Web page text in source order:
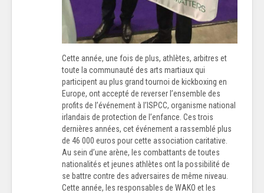
Cette année, une fois de plus, athlètes, arbitres et
toute la communauté des arts martiaux qui
participent au plus grand tournoi de kickboxing en
Europe, ont accepté de reverser l’ensemble des
profits de l’événement à l’ISPCC, organisme national
irlandais de protection de l’enfance. Ces trois
dernières années, cet événement a rassemblé plus
de 46 000 euros pour cette association caritative.
Au sein d’une arène, les combattants de toutes
nationalités et jeunes athlètes ont la possibilité de
se battre contre des adversaires de même niveau.
Cette année, les responsables de WAKO et les